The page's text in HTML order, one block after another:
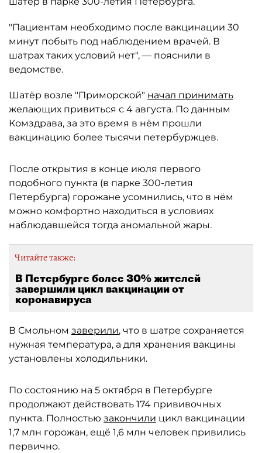
"Пациентам необходимо после вакцинации 30
минут побыть под наблюдением врачей. В
шатрах таких условий нет", — пояснили в
ведомстве.
Шатёр возле "Приморской" начал принимать
желающих привиться с 4 августа. По данным
Комздрава, за это время в нём прошли
вакцинацию более тысячи петербуржцев.
После открытия в конце июля первого
подобного пункта (в парке 300-летия
Петербурга) горожане усомнились, что в нём
можно комфортно находиться в условиях
наблюдавшейся тогда аномальной жары.
Читайте также:
В Петербурге более 30% жителей
завершили цикл вакцинации от
коронавируса
В Смольном заверили, что в шатре сохраняется
нужная температура, а для хранения вакцины
установлены холодильники.
По состоянию на 5 октября в Петербурге
продолжают действовать 174 прививочных
пункта. Полностью закончили цикл вакцинации
1,7 млн горожан, ещё 1,6 млн человек привились
первично.